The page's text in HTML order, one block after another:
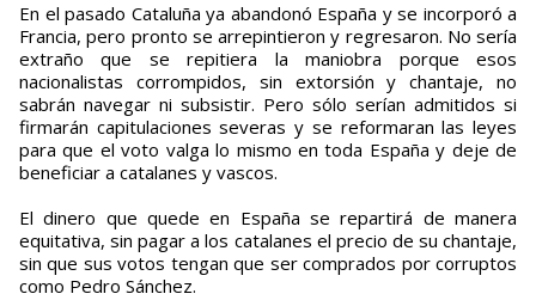
En el pasado Cataluña ya abandonó España y se incorporó a
Francia, pero pronto se arrepintieron y regresaron. No sería
extraño que se repitiera la maniobra porque esos
nacionalistas corrompidos, sin extorsión y chantaje, no
sabrán navegar ni subsistir. Pero sólo serían admitidos si
firmarán capitulaciones severas y se reformaran las leyes
para que el voto valga lo mismo en toda España y deje de
beneficiar a catalanes y vascos.
El dinero que quede en España se repartirá de manera
equitativa, sin pagar a los catalanes el precio de su chantaje,
sin que sus votos tengan que ser comprados por corruptos
como Pedro Sánchez.